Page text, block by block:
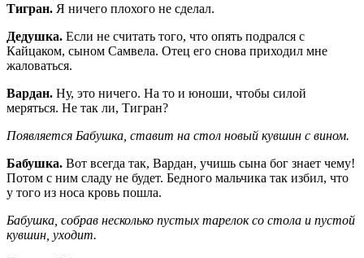
Тигран. Я ничего плохого не сделал.
Дедушка. Если не считать того, что опять подрался с
Кайцаком, сыном Самвела. Отец его снова приходил мне
жаловаться.
Вардан. Ну, это ничего. На то и юноши, чтобы силой
меряться. Не так ли, Тигран?
Появляется Бабушка, ставит на стол новый кувшин с вином.
Бабушка. Вот всегда так, Вардан, учишь сына бог знает чему!
Потом с ним сладу не будет. Бедного мальчика так избил, что
у того из носа кровь пошла.
Бабушка, собрав несколько пустых тарелок со стола и пустой
кувшин, уходит.